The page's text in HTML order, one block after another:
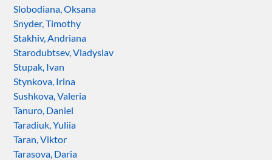
Slobodiana, Oksana
Snyder, Timothy
Stakhiv, Andriana
Starodubtsev, Vladyslav
Stupak, Ivan
Stynkova, Irina
Sushkova, Valeria
Tanuro, Daniel
Taradiuk, Yuliia
Taran, Viktor
Tarasova, Daria